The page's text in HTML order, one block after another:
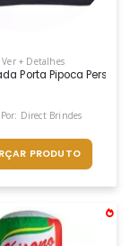
Pipoca E Dois
Ver + Detalhes
Porta Pipoca
Por: Direct Brindes
PRODUTO